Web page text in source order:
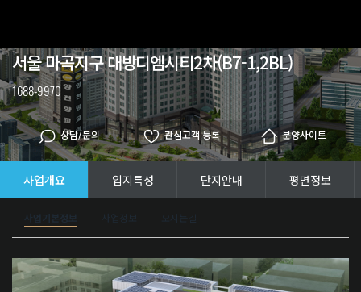
서울 마곡지구 대방디엠시티2차(B7-1,2BL)
1688-9970
상담/문의 관심고객 등록 분양사이트
사업개요 입지특성 단지안내 평면정보
사업기본정보 사업정보 오시는길